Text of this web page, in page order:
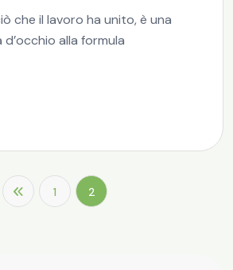
che il lavoro ha unito, è una
alla formula
1 2